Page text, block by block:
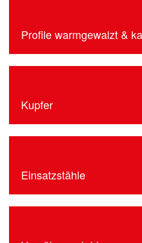
Profile warmgewalzt &
Kupfer
Einsatzstähle